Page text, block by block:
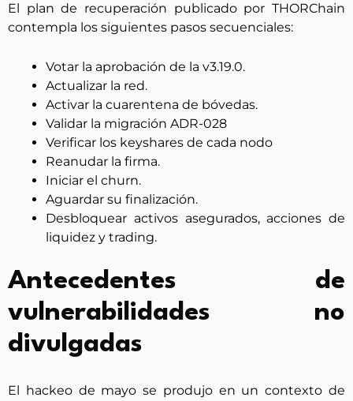
El plan de recuperación publicado por THORChain
contempla los siguientes pasos secuenciales:
Votar la aprobación de la v3.19.0.
Actualizar la red.
Activar la cuarentena de bóvedas.
Validar la migración ADR-028
Verificar los keyshares de cada nodo
Reanudar la firma.
Iniciar el churn.
Aguardar su finalización.
Desbloquear activos asegurados, acciones de
liquidez y trading.
Antecedentes de
vulnerabilidades no
divulgadas
El hackeo de mayo se produjo en un contexto de